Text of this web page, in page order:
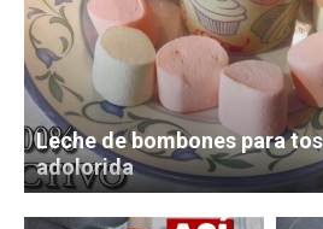
Leche de bombones para
adolorida